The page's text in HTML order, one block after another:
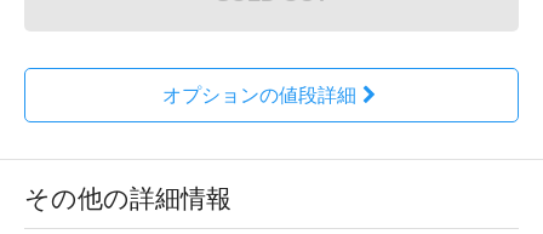
オプションの値段詳細
その他の詳細情報